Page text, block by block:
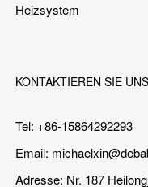
Heizsystem
KONTAKTIEREN SIE UNS
Tel: +86-15864292293
Email:
Adresse: Nr. 187